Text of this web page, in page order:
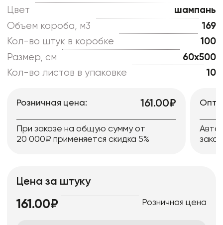
Цвет
шампань
Объем короба, м3
169
Кол-во штук в коробке
100
Размер, см
60x500
Кол-во листов в упаковке
10
Розничная цена: 161.00₽
При заказе на общую сумму от
20 000₽ применяется скидка 5%
Цена за штуку
161.00₽ Розничная цена